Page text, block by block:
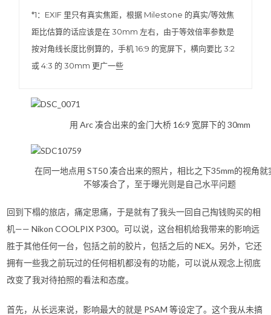
*1：EXIF 里只有真实焦距，根据 Milestone 的真实/等效焦
距比估算的话应该是在 30mm 左右，由于等效倍率参数是
按对角线长度比例算的，手机 16:9 的宽屏下，横向要比 3:2
或 4:3 的 30mm 更广一些
用 Arc 凑合出来的金门大桥 16:9 宽屏下的 30mm
在同一地点用 ST50 凑合出来的照片，相比之下35mm的视角就
不够凑合了，至于曝光则是自己水平问题
回到下榻的旅店，痛定思痛，于是就有了我头一回自己掏钱购买的相
机—— Nikon COOLPIX P300。可以说，这台相机给我带来的影响远
胜于其他任何一台，包括之前的胶片，包括之后的 NEX。另外，它还
拥有一些我之前玩过的任何相机都没有的功能，可以说从观念上彻底
改变了我对待拍照的看法和态度。
首先，从长远来说，影响最大的就是 PSAM 等设定了。这个我从未搞